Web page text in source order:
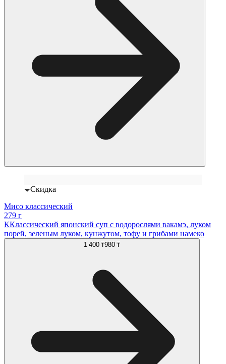
Скидка
Мисо классический
279 г
ККлассический японский суп с водорослями вакамэ, луком
порей, зеленым луком, кунжутом, тофу и грибами намеко
1 400 ₸980 ₸